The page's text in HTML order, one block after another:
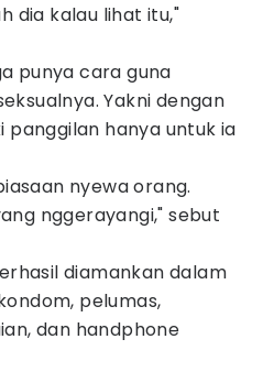
dia kalau lihat itu,"
punya cara guna
Yakni dengan
panggilan hanya untuk ia
nyewa orang.
nggerayangi," sebut
diamankan dalam
pelumas,
dan handphone